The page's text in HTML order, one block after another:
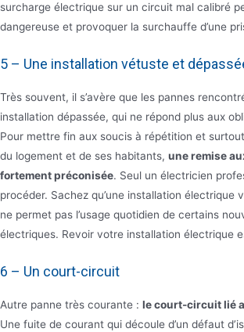
surcharge électrique sur un circuit mal calibré
dangereuse et provoquer la surchauffe d’une
5 – Une installation vétuste et
Très souvent, il s’avère que les pannes
installation dépassée, qui ne répond plus aux
Pour mettre fin aux soucis à répétition et
du logement et de ses habitants, une remise
fortement préconisée. Seul un électricien
procéder. Sachez qu’une installation électrique
ne permet pas l’usage quotidien de certains
électriques. Revoir votre installation électrique
6 – Un court-circuit
Autre panne très courante : le court-circuit lié
Une fuite de courant qui découle d’un défaut